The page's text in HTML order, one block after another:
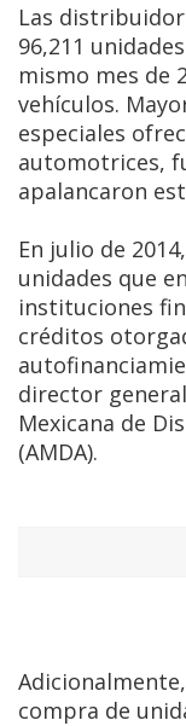
Las
96,211
mismo mes de
vehículos.
especiales
automotrices,
apalancaron
En julio de
unidades que
instituciones
créditos
director
Mexicana de
(AMDA).
compra de